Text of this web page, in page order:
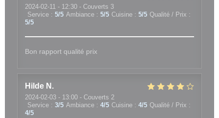
2024-02-11 - 12:30 - Couverts 3
Service : 5/5 Ambiance : 5/5 Cuisine : 5/5 Qualité / Prix :
5/5
Bon rapport qualité prix
Hilde N
2024-02-03 - 13:00 - Couverts 2
Service : 3/5 Ambiance : 4/5 Cuisine : 4/5 Qualité / Prix :
4/5